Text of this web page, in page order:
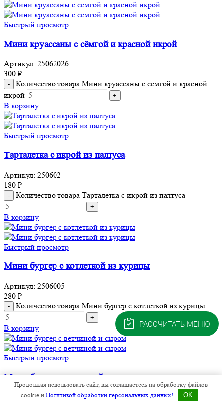
Быстрый просмотр
Мини круассаны с сёмгой и красной икрой
Артикул: 25062026
300 ₽
Количество товара Мини круассаны с сёмгой и красной
икрой
В корзину
Быстрый просмотр
Тарталетка с икрой из палтуса
Артикул: 250602
180 ₽
Количество товара Тарталетка с икрой из палтуса
В корзину
Быстрый просмотр
Мини бургер с котлеткой из курицы
Артикул: 2506005
280 ₽
Количество товара Мини бургер с котлеткой из курицы
В корзину
Быстрый просмотр
Мини бургер с ветчиной и сыром
Артикул:2506006
Продолжая использовать сайт, вы соглашаетесь на обработку файлов
cookie иПолитикой обработки персональных данных! OK
РАССЧИТАТЬ МЕНЮ